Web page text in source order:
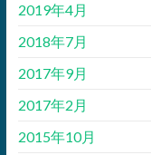
2019年4月
2018年7月
2017年9月
2017年2月
2015年10月